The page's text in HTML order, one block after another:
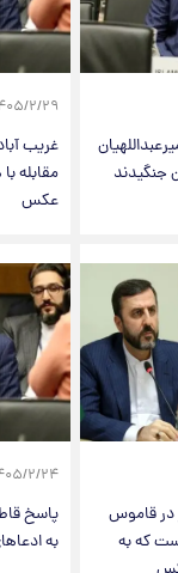
جنگیدند
۱۴۰۵/۲/
غریب
مقابله
عکس
در قاموس
که به
۱۴۰۵/۲/
پاسخ
به